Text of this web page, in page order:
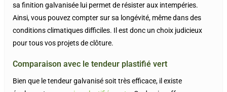
sa finition galvanisée lui permet de résister aux intempéries.
Ainsi, vous pouvez compter sur sa longévité, même dans des
conditions climatiques difficiles. Il est donc un choix judicieux
pour tous vos projets de clôture.
Comparaison avec le tendeur plastifié vert
Bien que le tendeur galvanisé soit très efficace, il existe